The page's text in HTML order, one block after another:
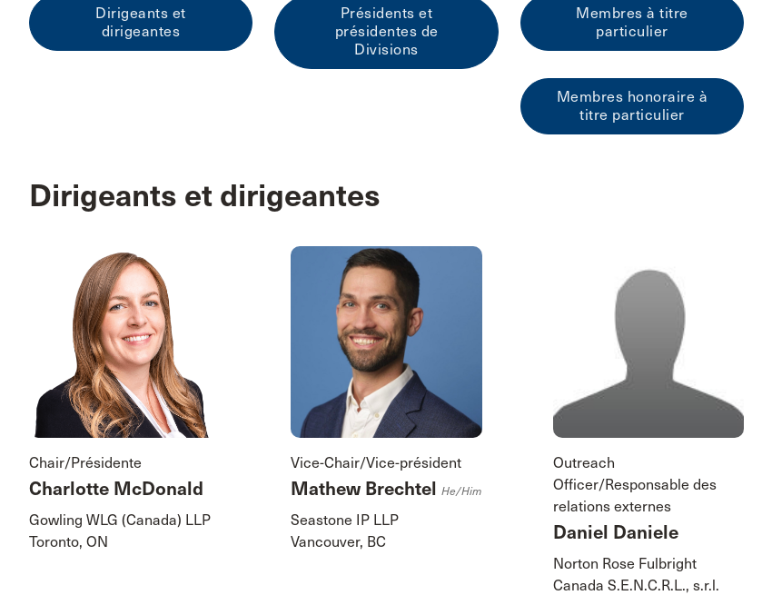
Dirigeants et
dirigeantes
Présidents et
présidentes de
Divisions
Membres à titre
particulier
Membres honoraire à
titre particulier
Dirigeants et dirigeantes
Chair/Présidente
Charlotte McDonald
Gowling WLG (Canada) LLP
Toronto, ON
Vice-Chair/Vice-président
Mathew BrechtelHe/him
Seastone IP LLP
Vancouver, BC
Outreach
Officer/Responsable des
relations externes
Daniel Daniele
Norton Rose Fulbright
Canada S.E.N.C.R.L., s.r.l.